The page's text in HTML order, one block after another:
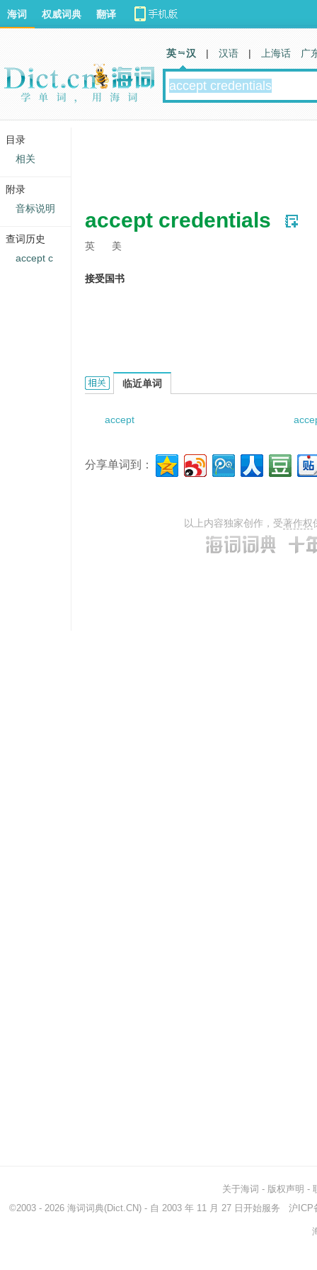
accept credentials
英 美
接受国书
accept credentials的相关资料：
临近单词
accept
分享单词到：
以上内容独家创作，受著作权
海词 权威词典 翻译
英 汉 | 汉语 | 上海话 广
关于海词 - 版权声明 -
©2003 - 2026 海词词典(Dict.CN) - 自 2003 年 11 月 27 日开始服务 沪ICP
目录
相关
附录
音标说明
查词历史
accept c